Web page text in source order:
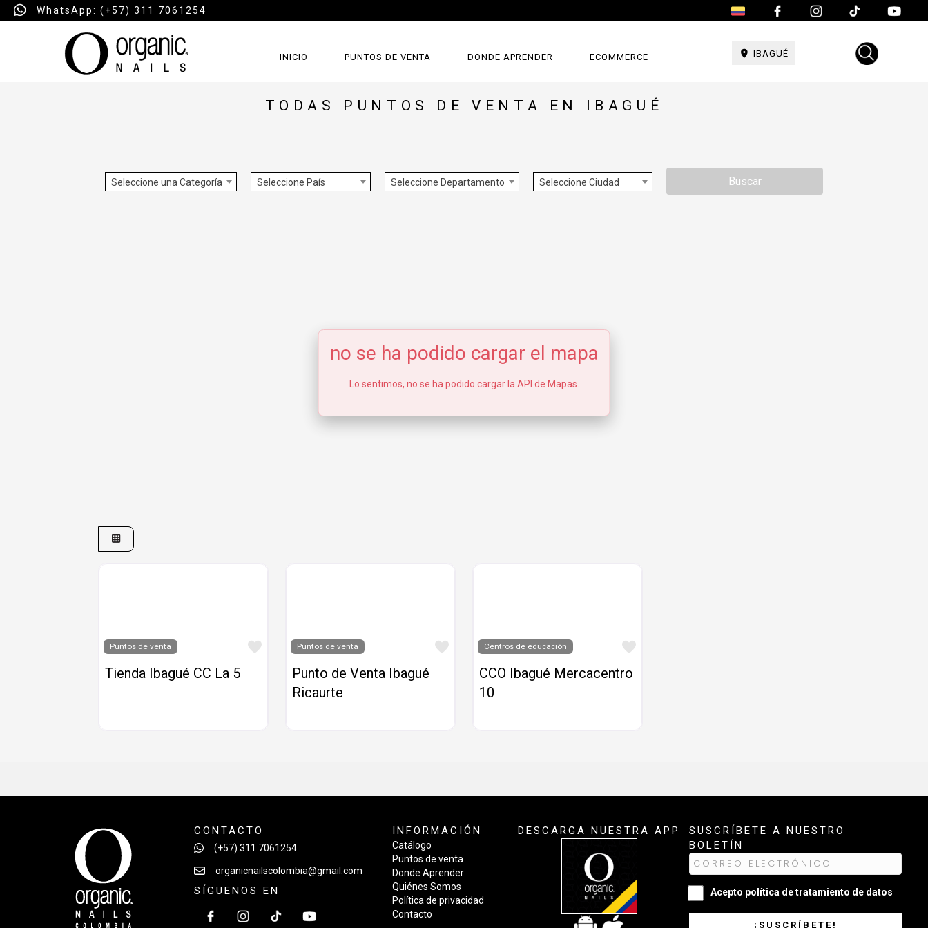
WhatsApp: (+57) 311 7061254
INICIO PUNTOS DE VENTA DONDE APRENDER ECOMMERCE IBAGUÉ
TODAS PUNTOS DE VENTA EN IBAGUÉ
Seleccione una Categoría Seleccione País Seleccione Departamento Seleccione Ciudad Buscar
no se ha podido cargar el mapa
Lo sentimos, no se ha podido cargar la API de Mapas.
Puntos de venta
Favorito
Tienda Ibagué CC La 5
Puntos de venta
Favorito
Punto de Venta Ibagué
Ricaurte
Centros de educación
CCO Ibagué Mercacentro
10
CONTACTO
(+57) 311 7061254
organicnailscolombia@gmail.com
SÍGUENOS EN
INFORMACIÓN
Catálogo
Puntos de venta
Donde Aprender
Quiénes Somos
Política de privacidad
Contacto
DESCARGA NUESTRA APP
SUSCRÍBETE A NUESTRO
BOLETÍN
Acepto política de tratamiento de datos
¡SUSCRÍBETE!